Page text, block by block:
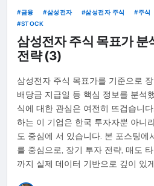
금융 삼성전자 삼성전자 주식 주식
STOCK
삼성전자 주식 목표가 분
전략 (3)
삼성전자 주식 목표가를 기준으로
배당금 지급일 등 핵심 정보를 분석
식에 대한 관심은 여전히 뜨겁습니
하는 이 기업은 한국 투자자뿐 아니
도 중심에 서 있습니다. 본 포스팅에
를 중심으로, 장기 투자 전략, 매도
까지 실제 데이터 기반으로 깊이 있